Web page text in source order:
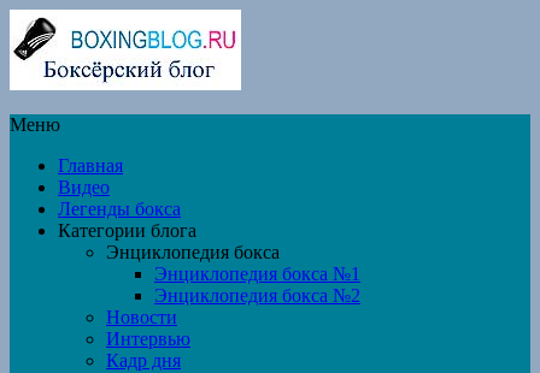
Меню
Главная
Видео
Легенды бокса
Категории блога
Энциклопедия бокса
Энциклопедия бокса №1
Энциклопедия бокса №2
Новости
Интервью
Кадр дня